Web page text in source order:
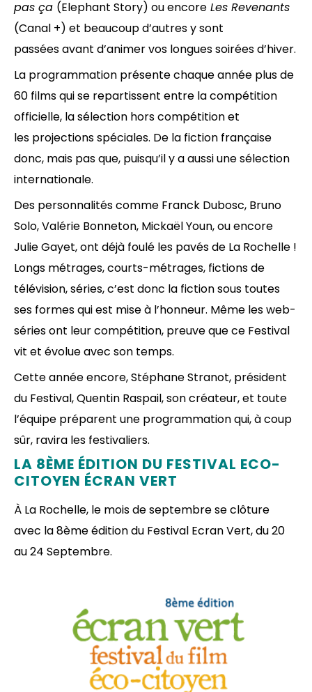
pas ça (Elephant Story) ou encore Les Revenants
(Canal +) et beaucoup d’autres y sont
passées avant d’animer vos longues soirées d’hiver.
La programmation présente chaque année plus de
60 films qui se repartissent entre la compétition
officielle, la sélection hors compétition et
les projections spéciales. De la fiction française
donc, mais pas que, puisqu’il y a aussi une sélection
internationale.
Des personnalités comme Franck Dubosc, Bruno
Solo, Valérie Bonneton, Mickaël Youn, ou encore
Julie Gayet, ont déjà foulé les pavés de La Rochelle !
Longs métrages, courts-métrages, fictions de
télévision, séries, c’est donc la fiction sous toutes
ses formes qui est mise à l’honneur. Même les web-
séries ont leur compétition, preuve que ce Festival
vit et évolue avec son temps.
Cette année encore, Stéphane Stranot, président
du Festival, Quentin Raspail, son créateur, et toute
l’équipe préparent une programmation qui, à coup
sûr, ravira les festivaliers.
LA 8ÈME ÉDITION DU FESTIVAL ECO-
CITOYEN ÉCRAN VERT
À La Rochelle, le mois de septembre se clôture
avec la 8ème édition du Festival Ecran Vert, du 20
au 24 Septembre.